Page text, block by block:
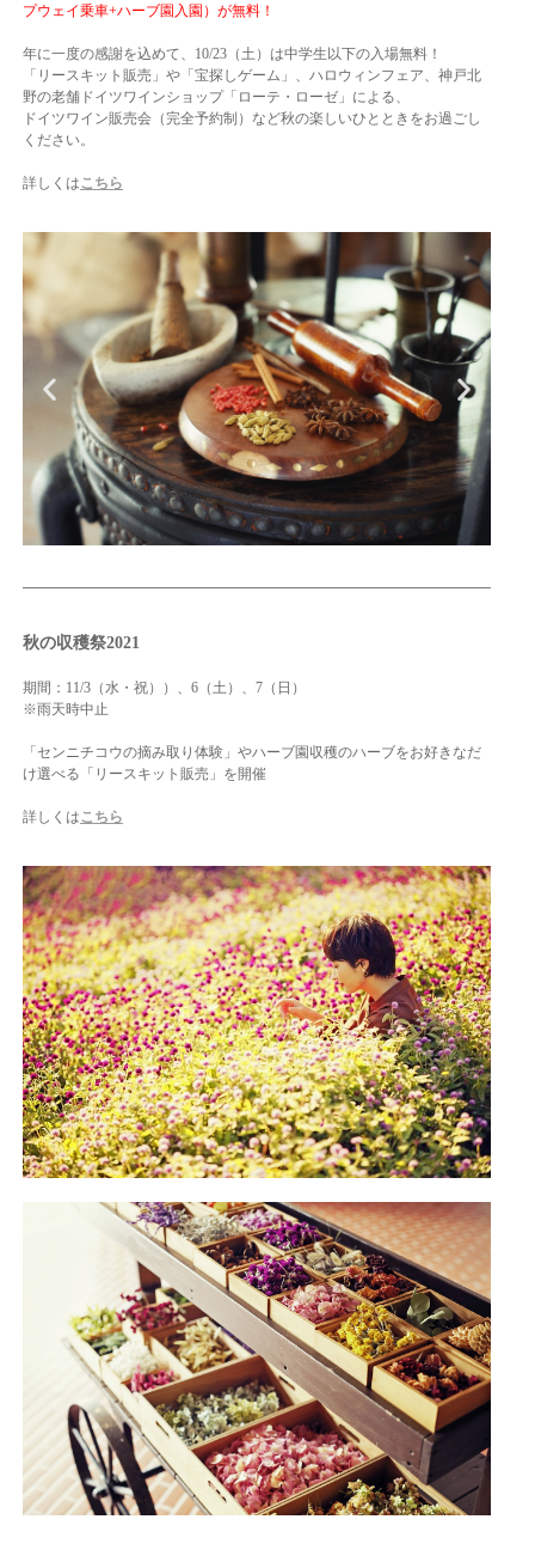
プウェイ乗車+ハーブ園入園）が無料！
年に一度の感謝を込めて、10/23（土）は中学生以下の入場無料！
「リースキット販売」や「宝探しゲーム」、ハロウィンフェア、神戸北
野の老舗ドイツワインショップ「ローテ・ローゼ」による、
ドイツワイン販売会（完全予約制）など秋の楽しいひとときをお過ごし
ください。
詳しくはこちら
秋の収穫祭2021
期間：11/3（水・祝））、6（土）、7（日）
※雨天時中止
「センニチコウの摘み取り体験」やハーブ園収穫のハーブをお好きなだ
け選べる「リースキット販売」を開催
詳しくはこちら